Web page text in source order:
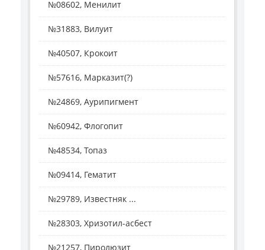
№08602, Менилит
№31883, Вилуит
№40507, Крокоит
№57616, Марказит(?)
№24869, Аурипигмент
№60942, Флогопит
№48534, Топаз
№09414, Гематит
№29789, Известняк ...
№28303, Хризотил-асбест
№21257, Пиролюзит